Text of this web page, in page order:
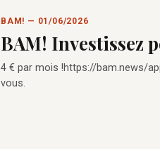
BAM! — 01/06/2026
BAM! Investissez
4 € par mois !https://bam.news/
vous.